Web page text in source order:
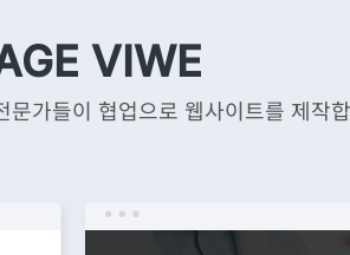
VIWE
문가들이 협업으로 웹사이트를 제작